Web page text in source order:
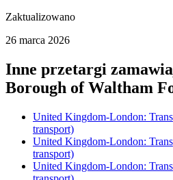
Zaktualizowano
26 marca 2026
Inne przetargi
Borough of Waltham
United Kingdom-London:
transport)
United Kingdom-London:
transport)
United Kingdom-London: